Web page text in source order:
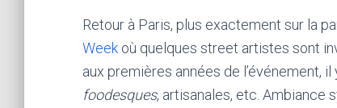
Retour à Paris, plus exactement sur la
Week où quelques street artistes sont
aux premières années de l’événement,
foodesques, artisanales, etc. Ambiance